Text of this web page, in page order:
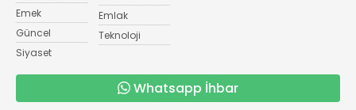
Emek
Güncel
Siyaset
Emlak
Teknoloji
Whatsapp İhbar